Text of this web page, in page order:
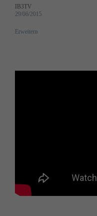
IB3TV
29/06/2015
Erweitern